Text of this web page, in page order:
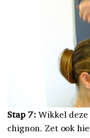
Stap 7: Wikkel
chignon. Zet ook